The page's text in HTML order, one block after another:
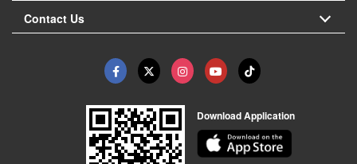
Contact Us
Download Application